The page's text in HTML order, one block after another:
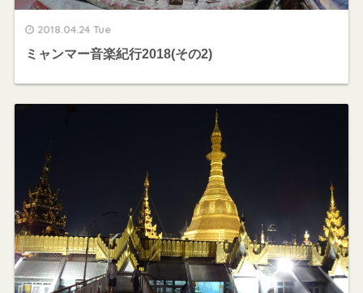
2018.04.24 Tue
ミャンマー音楽紀行2018(その2)